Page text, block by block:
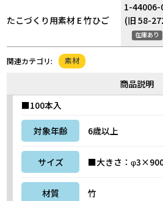
たこづくり用素材 E 竹ひご
1-44006-
(旧 58-
在庫あり
関連カテゴリ: 素材
商品説明
■100本入
対象年齢 6歳以上
サイズ ■大きさ：
材質 竹